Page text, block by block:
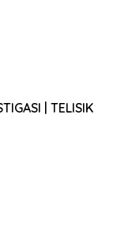
| TELISIK